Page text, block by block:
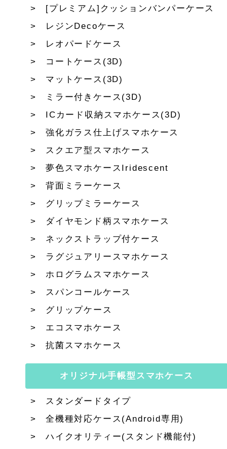
[プレミアム]クッションバンパーケース
レジンDecoケース
レオパードケース
コートケース(3D)
マットケース(3D)
ミラー付きケース(3D)
ICカード収納スマホケース(3D)
強化ガラス仕上げスマホケース
スクエア型スマホケース
夢色スマホケースIridescent
背面ミラーケース
グリップミラーケース
ダイヤモンド柄スマホケース
ネックストラップ付ケース
ラグジュアリースマホケース
ホログラムスマホケース
スパンコールケース
グリップケース
エコスマホケース
抗菌スマホケース
オリジナル手帳型スマホケース
スタンダードタイプ
全機種対応ケース(Android専用)
ハイクオリティー(スタンド機能付)